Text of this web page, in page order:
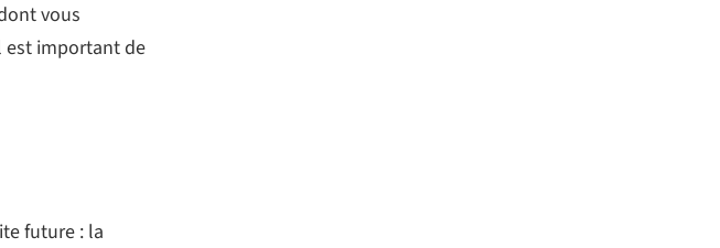
vous
est important de
future : la